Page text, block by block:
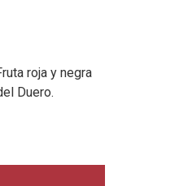
roja y negra
Duero.